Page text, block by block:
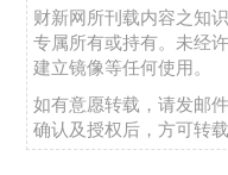
财新网所刊载内容之知
专属所有或持有。未经
建立镜像等任何使用。
如有意愿转载，请发邮
确认及授权后，方可转载